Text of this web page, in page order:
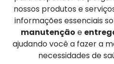
nossos produtos e
informações essenciais
manutenção e
ajudando você a fazer a
necessidades de